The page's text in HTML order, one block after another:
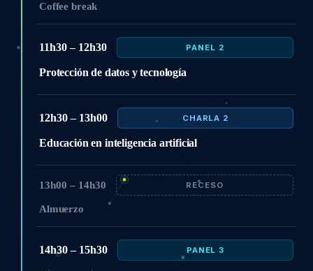
Coffee break
11h30 – 12h30 PANEL 2
Protección de datos y tecnología
12h30 – 13h00 CHARLA 2
Educación en inteligencia artificial
13h00 – 14h30 RECESO
Almuerzo
14h30 – 15h30 PANEL 3